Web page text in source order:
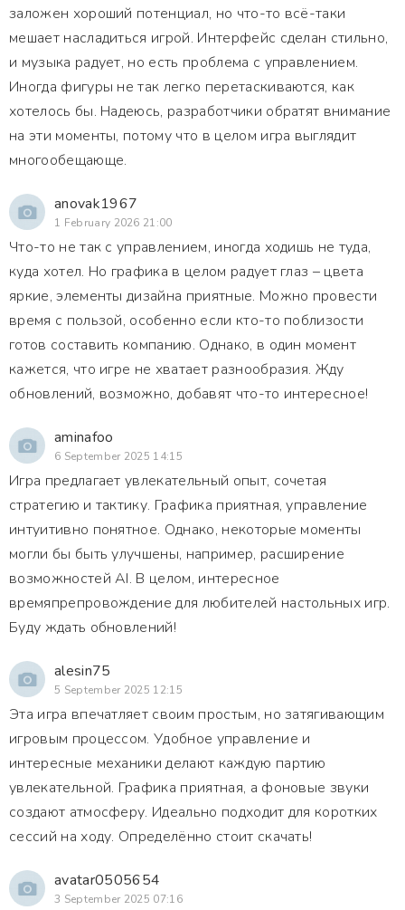
заложен хороший потенциал, но что-то всё-таки
мешает насладиться игрой. Интерфейс сделан стильно,
и музыка радует, но есть проблема с управлением.
Иногда фигуры не так легко перетаскиваются, как
хотелось бы. Надеюсь, разработчики обратят внимание
на эти моменты, потому что в целом игра выглядит
многообещающе.
anovak1967
1 February 2026 21:00
Что-то не так с управлением, иногда ходишь не туда,
куда хотел. Но графика в целом радует глаз – цвета
яркие, элементы дизайна приятные. Можно провести
время с пользой, особенно если кто-то поблизости
готов составить компанию. Однако, в один момент
кажется, что игре не хватает разнообразия. Жду
обновлений, возможно, добавят что-то интересное!
aminafoo
6 September 2025 14:15
Игра предлагает увлекательный опыт, сочетая
стратегию и тактику. Графика приятная, управление
интуитивно понятное. Однако, некоторые моменты
могли бы быть улучшены, например, расширение
возможностей AI. В целом, интересное
времяпрепровождение для любителей настольных игр.
Буду ждать обновлений!
alesin75
5 September 2025 12:15
Эта игра впечатляет своим простым, но затягивающим
игровым процессом. Удобное управление и
интересные механики делают каждую партию
увлекательной. Графика приятная, а фоновые звуки
создают атмосферу. Идеально подходит для коротких
сессий на ходу. Определённо стоит скачать!
avatar0505654
3 September 2025 07:16